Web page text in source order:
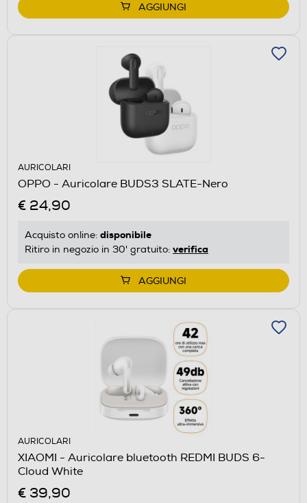
AGGIUNGI
AURICOLARI
OPPO - Auricolare BUDS3 SLATE-Nero
€ 24,90
Acquisto online: disponibile
Ritiro in negozio in 30' gratuito: verifica
AGGIUNGI
AURICOLARI
XIAOMI - Auricolare bluetooth REDMI BUDS 6-
Cloud White
€ 39,90